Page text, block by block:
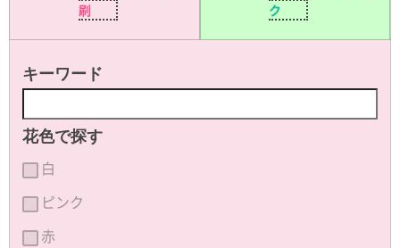
刷
ク
キーワード
花色で探す
白
ピンク
赤